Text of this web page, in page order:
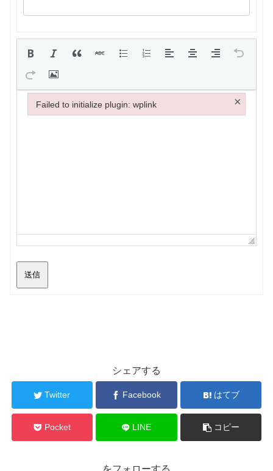
送信
シェアする
Twitter Facebook はてブ
Pocket LINE コピー
Failed to initialize plugin: wplink ×
Failed to initialize plugin: wplink